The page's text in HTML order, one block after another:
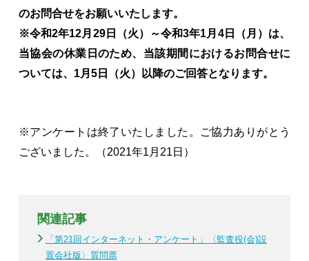
のお問合せをお願いいたします。
※令和2年12月29日（火）～令和3年1月4日（月）は、
当協会の休業日のため、当該期間におけるお問合せに
ついては、1月5日（火）以降のご回答となります。
※アンケートは終了いたしました。ご協力ありがとう
ございました。（2021年1月21日）
関連記事
「第21回インターネット・アンケート」〈監査役(会)設
置会社版〉質問票